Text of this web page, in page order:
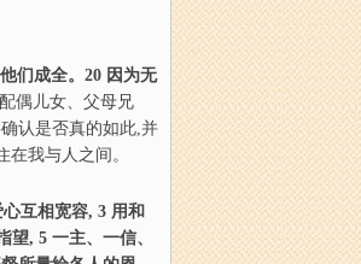
们成全。20 因为无
偶儿女、父母兄
认是否真的如此,并
我与人之间。
互相宽容, 3 用和
望, 5 一主、一信、